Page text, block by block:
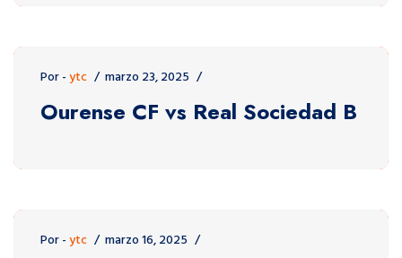
Por -ytc marzo 23, 2025
Ourense CF vs Real Sociedad B
Por -ytc marzo 16, 2025